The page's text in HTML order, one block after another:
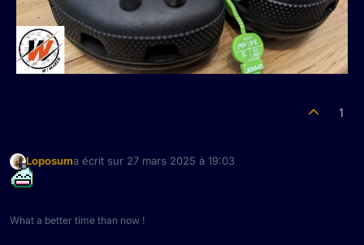
1
Hors-ligne
Loposuma écrit sur 27 mars 2025 à 19:03
dernière édition par
What a better time than now !